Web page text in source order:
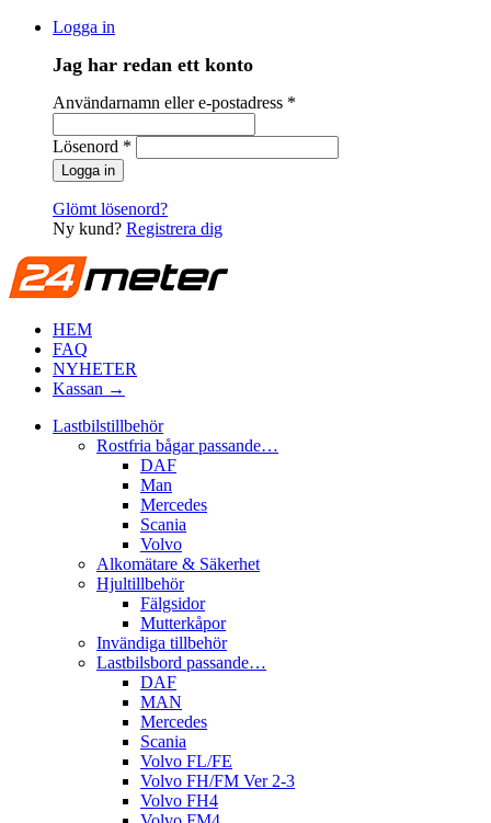
Logga in
Jag har redan ett konto
Användarnamn eller e-postadress *
Lösenord *
Glömt lösenord?
Ny kund? Registrera dig
HEM
FAQ
NYHETER
Kassan →
Lastbilstillbehör
Rostfria bågar passande…
DAF
Man
Mercedes
Scania
Volvo
Alkomätare & Säkerhet
Hjultillbehör
Fälgsidor
Mutterkåpor
Invändiga tillbehör
Lastbilsbord passande…
DAF
MAN
Mercedes
Scania
Volvo FL/FE
Volvo FH/FM Ver 2-3
Volvo FH4